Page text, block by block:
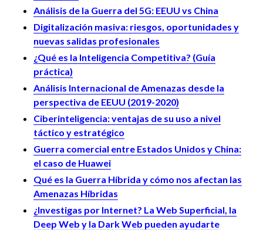
Análisis de la Guerra del 5G: EEUU vs China
Digitalización masiva: riesgos, oportunidades y
nuevas salidas profesionales
¿Qué es la Inteligencia Competitiva? (Guía
práctica)
Análisis Internacional de Amenazas desde la
perspectiva de EEUU (2019-2020)
Ciberinteligencia: ventajas de su uso a nivel
táctico y estratégico
Guerra comercial entre Estados Unidos y China:
el caso de Huawei
Qué es la Guerra Híbrida y cómo nos afectan las
Amenazas Híbridas
¿Investigas por Internet? La Web Superficial, la
Deep Web y la Dark Web pueden ayudarte